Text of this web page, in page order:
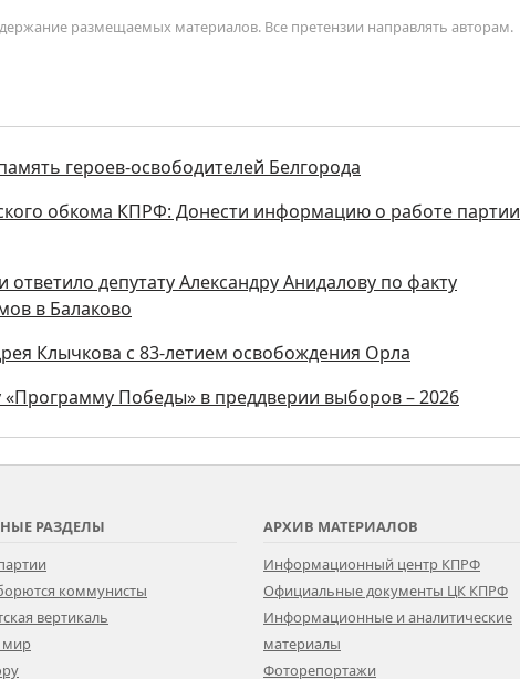
размещаемых материалов. Все претензии направлять авторам.
героев-освободителей Белгорода
обкома КПРФ: Донести информацию о работе партии
депутату Александру Анидалову по факту
в Балаково
Клычкова с 83-летием освобождения Орла
Победы» в преддверии выборов – 2026
РАЗДЕЛЫ
коммунисты
вертикаль
АРХИВ МАТЕРИАЛОВ
Информационный центр КПРФ
Официальные документы ЦК КПРФ
Информационные и аналитические
материалы
Фоторепортажи